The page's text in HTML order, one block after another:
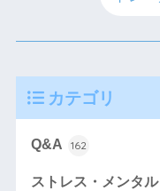
カテゴリ
Q&A 162
ストレス・メンタル